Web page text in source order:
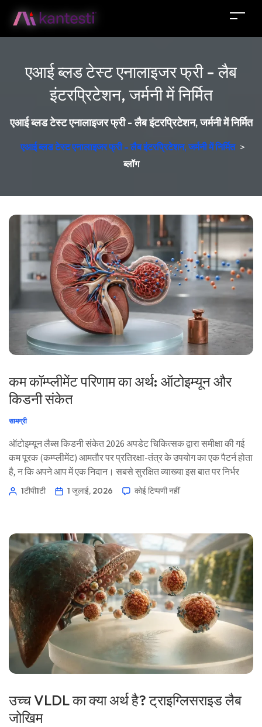
एआई ब्लड टेस्ट एनालाइजर फ्री - लैब
इंटरप्रिटेशन, जर्मनी में निर्मित
एआई ब्लड टेस्ट एनालाइजर फ्री - लैब इंटरप्रिटेशन, जर्मनी में निर्मित
एआई ब्लड टेस्ट एनालाइजर फ्री - लैब इंटरप्रिटेशन, जर्मनी में निर्मित >
ब्लॉग
कम कॉम्प्लीमेंट परिणाम का अर्थ: ऑटोइम्यून और
किडनी संकेत
सामग्री
ऑटोइम्यून लैब्स किडनी संकेत 2026 अपडेट चिकित्सक द्वारा समीक्षा की गई
कम पूरक (कम्प्लीमेंट) आमतौर पर प्रतिरक्षा-तंत्र के उपयोग का एक पैटर्न होता
है, न कि अपने आप में एक निदान। सबसे सुरक्षित व्याख्या इस बात पर निर्भर
करती है कि क्या C3, C4, CH50, मूत्र, किडनी की कार्यक्षमता, और ऑटोइम्यून
मार्कर एक साथ बदलते हैं। 📖 ~11 मिनट 📅 1 जुलाई, 2026 📝 प्रकाशित:
1टीपी1टी 1 जुलाई, 2026 कोई टिप्पणी नहीं
उच्च VLDL का क्या अर्थ है? ट्राइग्लिसराइड लैब
जोखिम